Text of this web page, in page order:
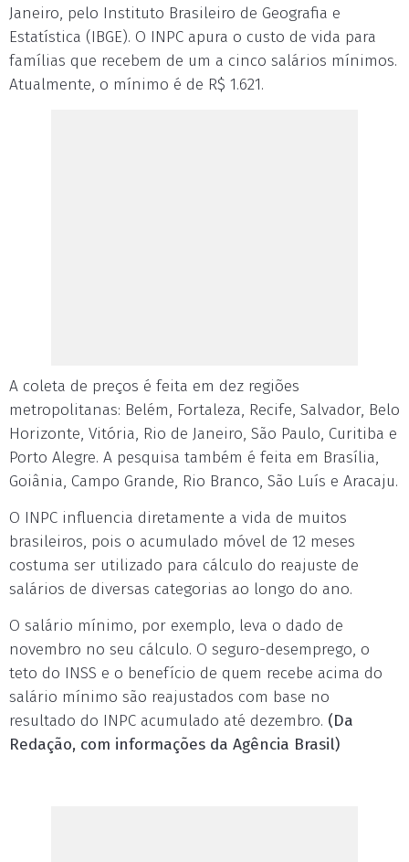
Janeiro, pelo Instituto Brasileiro de Geografia e
Estatística (IBGE). O INPC apura o custo de vida para
famílias que recebem de um a cinco salários mínimos.
Atualmente, o mínimo é de R$ 1.621.
A coleta de preços é feita em dez regiões
metropolitanas: Belém, Fortaleza, Recife, Salvador, Belo
Horizonte, Vitória, Rio de Janeiro, São Paulo, Curitiba e
Porto Alegre. A pesquisa também é feita em Brasília,
Goiânia, Campo Grande, Rio Branco, São Luís e Aracaju.
O INPC influencia diretamente a vida de muitos
brasileiros, pois o acumulado móvel de 12 meses
costuma ser utilizado para cálculo do reajuste de
salários de diversas categorias ao longo do ano.
O salário mínimo, por exemplo, leva o dado de
novembro no seu cálculo. O seguro-desemprego, o
teto do INSS e o benefício de quem recebe acima do
salário mínimo são reajustados com base no
resultado do INPC acumulado até dezembro. (Da
Redação, com informações da Agência Brasil)